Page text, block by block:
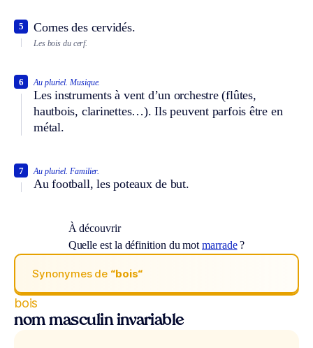
Cornes des cervidés.
5
Les bois du cerf.
Au pluriel. Musique.
Les instruments à vent d’un orchestre (flûtes,
hautbois, clarinettes…). Ils peuvent parfois être en
métal.
6
Au pluriel. Familier.
Au football, les poteaux de but.
7
À découvrir
Quelle est la définition du motmarrade?
Synonymes de “bois“
bois
nom masculin invariable